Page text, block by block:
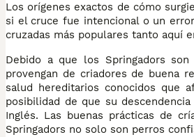
Los orígenes exactos de cómo
si el cruce fue intencional o un
cruzadas más populares tanto aquí
Debido a que los Springadors
provengan de criadores de buena
salud hereditarios conocidos que
posibilidad de que su
Inglés. Las buenas prácticas de
Springadors no solo son perros